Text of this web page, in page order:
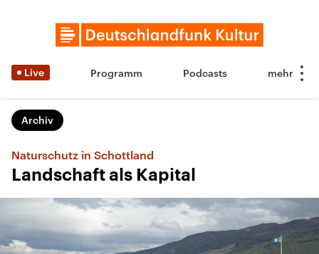
Live Programm Podcasts
Archiv
Naturschutz in Schottland
Landschaft als Kapital